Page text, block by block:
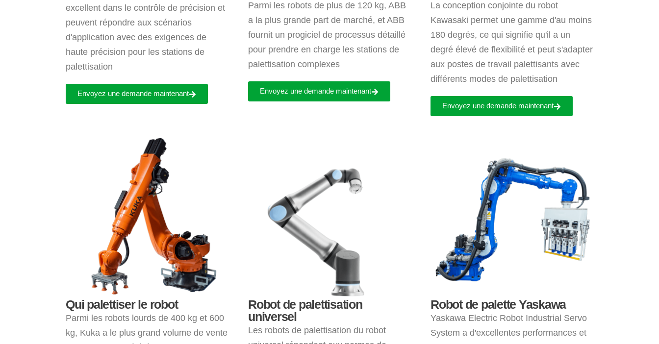
excellent dans le contrôle de précision et
peuvent répondre aux scénarios
d'application avec des exigences de
haute précision pour les stations de
palettisation
Envoyez une demande maintenant
Parmi les robots de plus de 120 kg, ABB
a la plus grande part de marché, et ABB
fournit un progiciel de processus détaillé
pour prendre en charge les stations de
palettisation complexes
Envoyez une demande maintenant
La conception conjointe du robot
Kawasaki permet une gamme d'au moins
180 degrés, ce qui signifie qu'il a un
degré élevé de flexibilité et peut s'adapter
aux postes de travail palettisants avec
différents modes de palettisation
Envoyez une demande maintenant
Qui palettiser le robot
Parmi les robots lourds de 400 kg et 600
kg, Kuka a le plus grand volume de vente
Robot de palettisation
universel
Les robots de palettisation du robot
Robot de palette Yaskawa
Yaskawa Electric Robot Industrial Servo
System a d'excellentes performances et